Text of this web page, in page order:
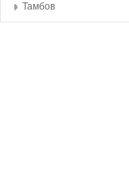
Тамбов